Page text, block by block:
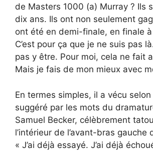
de Masters 1000 (a) Murray ? Ils
dix ans. Ils ont non seulement
ont été en demi-finale, en finale
C’est pour ça que je ne suis pas
pas y être. Pour moi, cela ne fait
Mais je fais de mon mieux avec
En termes simples, il a vécu
suggéré par les mots du
Samuel Becker, célèbrement
l’intérieur de l’avant-bras gauche
« J’ai déjà essayé. J’ai déjà